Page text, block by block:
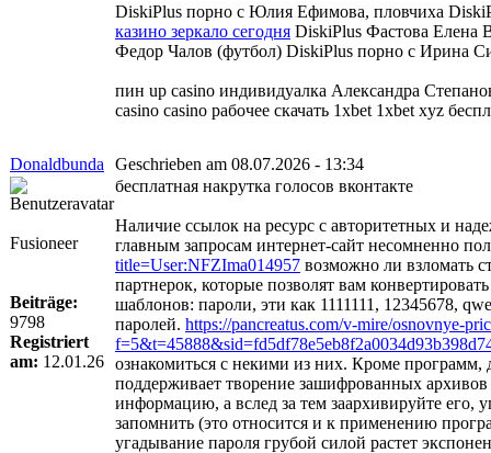
DiskiPlus порно с Юлия Ефимова, пловчиха
казино зеркало сегодня DiskiPlus Фастова Елена
Федор Чалов (футбол) DiskiPlus порно с Ирина
пин up casino индивидуалка Александра
casino casino рабочее скачать 1xbet 1xbet xyz
Donaldbunda Geschrieben am 08.07.2026 - 13:34
Fusioneer
Beiträge:
9798
Registriert
am: 12.01.26
бесплатная накрутка голосов вконтакте
Наличие ссылок на ресурс с авторитетных и
главным запросам интернет-сайт несомненно
title=User:NFZIma014957 возможно ли взломать
партнерок, которые позволят вам
шаблонов: пароли, эти как 1111111, 12345678,
паролей. https://pancreatus.com/v-mire/osnovnye-
ознакомиться с некими из них. Кроме
поддерживает творение зашифрованных
информацию, а вслед за тем заархивируйте его,
запомнить (это относится и к применению
угадывание пароля грубой силой растет